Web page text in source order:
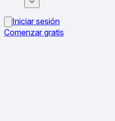
Iniciar sesión
Comenzar gratis